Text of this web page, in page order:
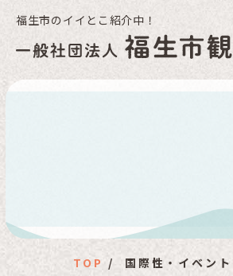
福生市のイイとこ紹介中！
TOP 国際性・イベント